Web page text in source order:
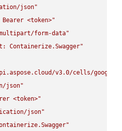
json"
<token>"
form-data"
Containerize.Swagger"
v3.0/cells/
json"
<token>"
json"